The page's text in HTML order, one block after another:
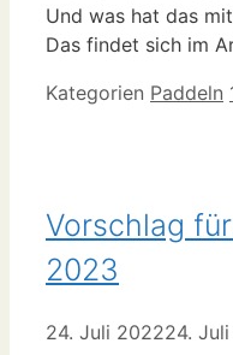
Und was hat das
Das findet sich im
Kategorien Paddeln
Vorschlag
2023
24. Juli 202224.